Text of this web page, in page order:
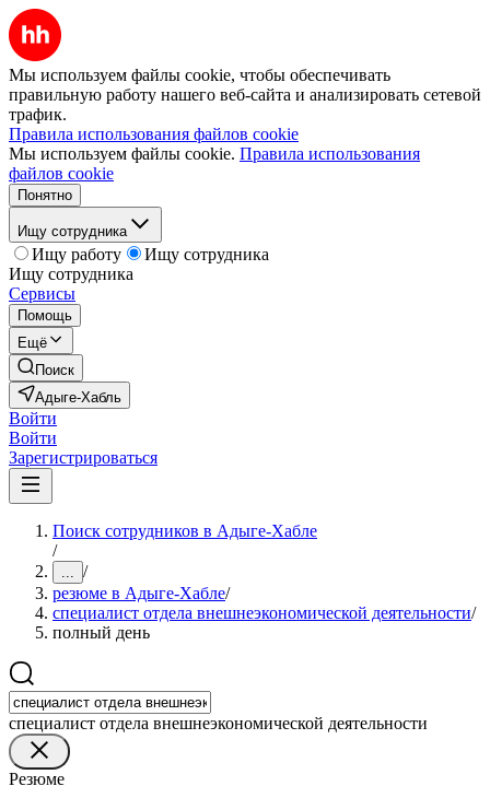
Мы используем файлы cookie, чтобы обеспечивать
правильную работу нашего веб-сайта и анализировать сетевой
трафик.
Правила использования файлов cookie
Мы используем файлы cookie. Правила использования
файлов cookie
Понятно
Ищу сотрудника
Ищу работу
Ищу сотрудника
Ищу сотрудника
Сервисы
Помощь
Ещё
Поиск
Адыге-Хабль
Войти
Войти
Зарегистрироваться
Поиск сотрудников в Адыге-Хабле
/
... /
резюме в Адыге-Хабле/
специалист отдела внешнеэкономической деятельности/
полный день
специалист отдела внешнеэкономической деятельности
Резюме